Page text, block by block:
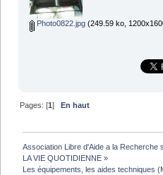
Photo0822.jpg(249.59 ko,
Pages: [1]En haut
Association Libre d'Aide a la Recherche
LA VIE QUOTIDIENNE »
Les équipements, les aides techniques